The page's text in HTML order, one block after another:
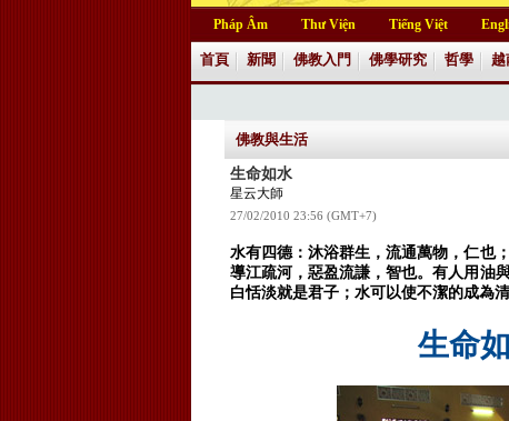
Pháp Âm Thư Viện Tiếng Việt
首頁 新聞 佛教入門 佛學研究 哲學 越
佛教與生活
生命如水
星云大師
27/02/2010 23:56 (GMT+7)
水有四德：沐浴群生，流通萬物，仁也
導江疏河，惡盈流謙，智也。有人用油
白恬淡就是君子；水可以使不潔的成為
生命